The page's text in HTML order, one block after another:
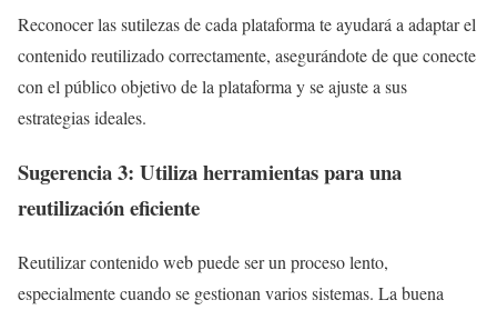
Reconocer las sutilezas de cada plataforma te ayudará a adaptar el
contenido reutilizado correctamente, asegurándote de que conecte
con el público objetivo de la plataforma y se ajuste a sus
estrategias ideales.
Sugerencia 3: Utiliza herramientas para una
reutilización eficiente
Reutilizar contenido web puede ser un proceso lento,
especialmente cuando se gestionan varios sistemas. La buena